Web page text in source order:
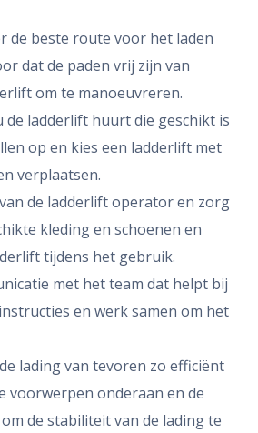
de beste route voor het laden
dat de paden vrij zijn van
om te manoeuvreren.
de ladderlift huurt die geschikt is
op en kies een ladderlift met
verplaatsen.
de ladderlift operator en zorg
kleding en schoenen en
tijdens het gebruik.
met het team dat helpt bij
en werk samen om het
lading van tevoren zo efficiënt
voorwerpen onderaan en de
de stabiliteit van de lading te